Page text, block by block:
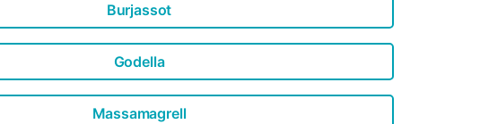
Burjassot
Godella
Massamagrell